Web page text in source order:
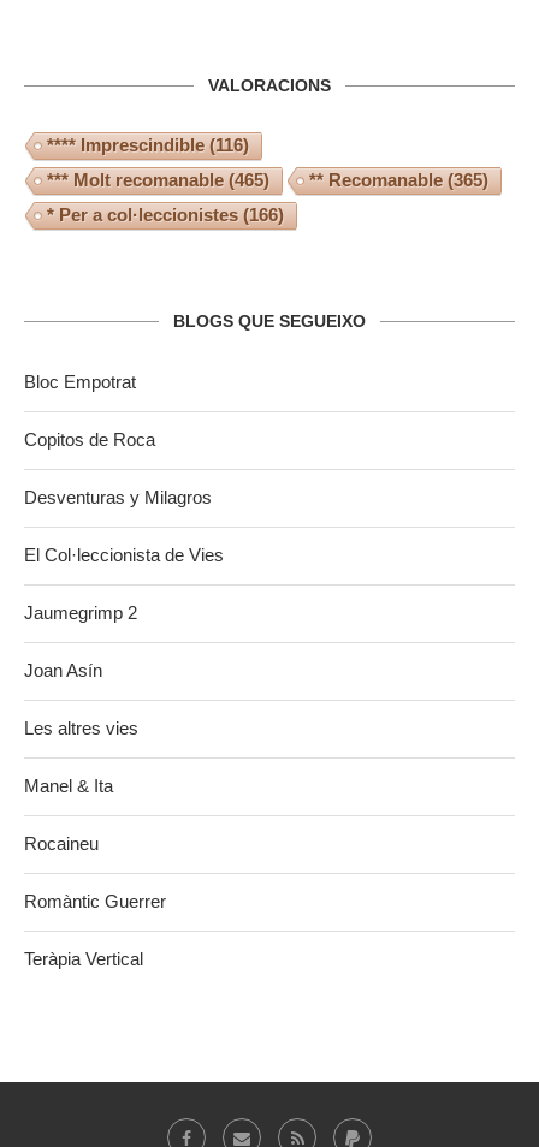
VALORACIONS
**** Imprescindible(116)
*** Molt recomanable(465) ** Recomanable(365)
* Per a col·leccionistes (166)
BLOGS QUE SEGUEIXO
Bloc Empotrat
Copitos de Roca
Desventuras y Milagros
El Col·leccionista de Vies
Jaumegrimp 2
Joan Asín
Les altres vies
Manel & Ita
Rocaineu
Romàntic Guerrer
Teràpia Vertical